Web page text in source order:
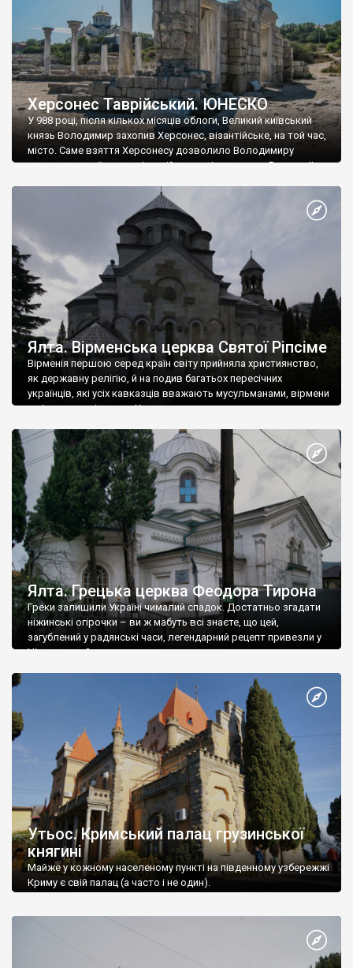
Херсонес Таврійський. ЮНЕСКО
У 988 році, після кількох місяців облоги, Великий київський
князь Володимир захопив Херсонес, візантійське, на той час,
місто. Саме взяття Херсонесу дозволило Володимиру
диктувати свої умови візантійському імператору Василю ІІ, та
Херсонесі Володимир-язичник, став Василем-християнином.
А потім було Хрещення Русі. На честь Херсонесу Таврійського
Ялта. Вірменська церква Святої Ріпсіме
Вірменія першою серед країн світу прийняла християнство,
як державну релігію, й на подив багатьох пересічних
українців, які усіх кавказців вважають мусульманами, вірмени
є відданими вірянами Христа
Ялта. Грецька церква Феодора Тирона
Греки залишили Україні чималий спадок. Достатньо згадати
ніжинські огірочки – ви ж мабуть всі знаєте, що цей,
загублений у радянські часи, легендарний рецепт привезли у
Ніжин греки?
Утьос. Кримський палац грузинської
княгині
Майже у кожному населеному пункті на південному узбережжі
Криму є свій палац (а часто і не один).